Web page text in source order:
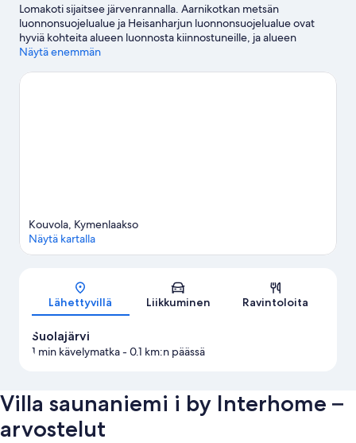
Lomakoti sijaitsee järvenrannalla. Aarnikotkan metsän
luonnonsuojelualue ja Heisanharjun luonnonsuojelualue ovat
hyviä kohteita alueen luonnosta kiinnostuneille, ja alueen
mielenkiintoisiin kohteisiin kuuluvat Flowpark ja Tervarumpu.
Näytä enemmän
Kartta
Kouvola, Kymenlaakso
Näytä kartalla
Lähettyvillä Liikkuminen Ravintoloita
Suolajärvi
1 min kävelymatka- 0.1 km:n päässä
Villa saunaniemi i by Interhome –
arvostelut